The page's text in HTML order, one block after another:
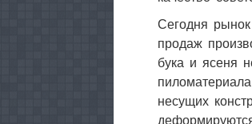
Сегодня
продаж
бука и ясеня
несущих